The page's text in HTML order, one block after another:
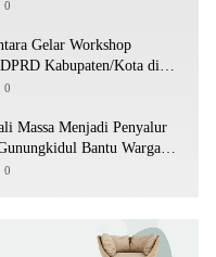
0
Gelar Workshop
Kabupaten/Kota di
0
Massa Menjadi Penyalur
Bantu Warga
0